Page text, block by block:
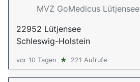
MVZ GoMedicus Lütjensee
22952 Lütjensee
Schleswig-Holstein
vor 10 Tagen ★ 221 Aufrufe